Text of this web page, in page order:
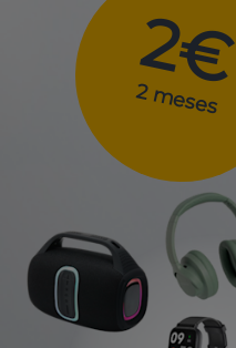
2€
2 meses